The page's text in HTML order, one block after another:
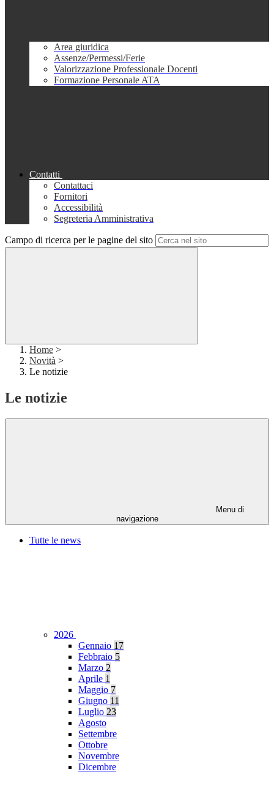
Area giuridica
Assenze/Permessi/Ferie
Valorizzazione Professionale Docenti
Formazione Personale ATA
Contatti
Contattaci
Fornitori
Accessibilità
Segreteria Amministrativa
Campo di ricerca per le pagine del sito
Home >
Novità >
Le notizie
Le notizie
Menu di
navigazione
Tutte le news
2026
Gennaio 17
Febbraio 5
Marzo 2
Aprile 1
Maggio 7
Giugno 11
Luglio 23
Agosto
Settembre
Ottobre
Novembre
Dicembre